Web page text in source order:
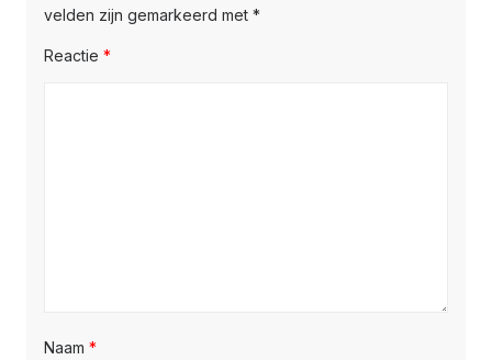
velden zijn gemarkeerd met *
Reactie *
Naam *